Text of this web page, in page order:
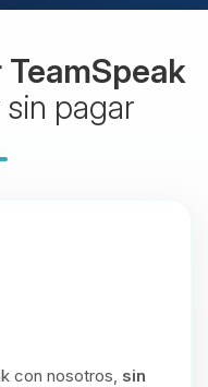
pagar
con nosotros, sin